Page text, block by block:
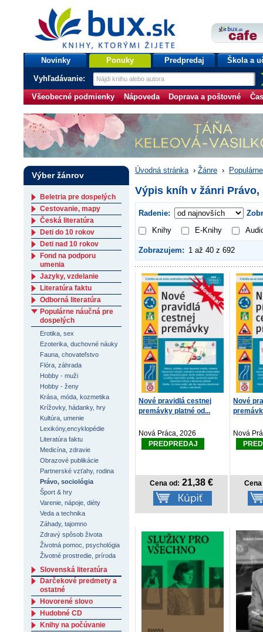
bux.sk
knihy, ktorými žijete
Úvodná stránka
Novinky Ponuky Predpredaj Škola a
Vyhľadávanie:
Všeobecné podmienky Nápoveda Doprava a poštovné
Úvodná stránka › Žánre ›
Výpis kníh v žánri
Radenie:
Knihy
E-Knihy
Zobrazujem: 1 až 40 z 692
Nové pravidlá cestnej
premávky platné od...
Nová Práca, 2026
PREDPREDAJ
Cena od: 21,38 €
Nové
Nová
Výber žánrov
Beletria pre dospelých
Cestovanie, mapy
Česká literatúra
Deti do 10 rokov
Deti nad 10 rokov
Fond na podporu
umenia
Jazyky, vzdelanie
Literatúra faktu
Odborná literatúra
Populárne náučná pre
dospelých
Erotika, sex
Ezoterika, duchovné náuky
Fauna, chovateľstvo
Flóra, záhrada
Hobby - muži
Hobby - ženy
Krása, móda, kozmetika
Krížovky, hádanky, hry
Kultúra, umenie
Lexikóny,encyklopédie
Literatúra faktu
Medicína, zdravie
Obrazové publikácie
Partnerské vzťahy, rodina
Právo, sociológia
Šport & hry
Varenie, nápoje, diéty
Veda a technika
Záhady, tajomno
Zdravý spôsob života
Životná pomoc, psychológia
Životné prostredie, príroda
Slovenská literatúra
Darčekové predmety a
ostatné
Hovorené slovo
Hudobné CD
Knihy na počúvanie